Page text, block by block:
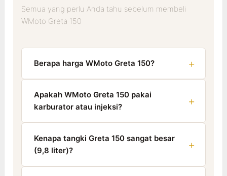
Semua yang perlu Anda tahu sebelum membeli
WMoto Greta 150
Berapa harga WMoto Greta 150?
Apakah WMoto Greta 150 pakai
karburator atau injeksi?
Kenapa tangki Greta 150 sangat besar
(9,8 liter)?